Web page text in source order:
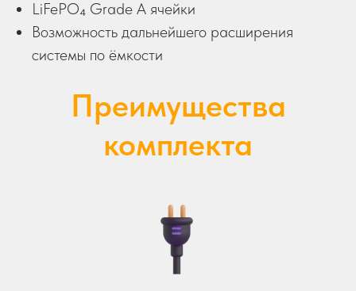
LiFePO₄ Grade A ячейки
Возможность дальнейшего расширения
системы по ёмкости
Преимущества
комплекта